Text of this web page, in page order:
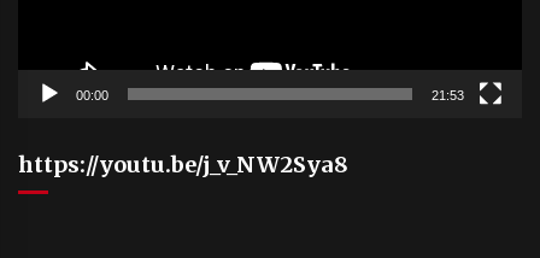
00:00 21:53
https://youtu.be/j_v_NW2Sya8